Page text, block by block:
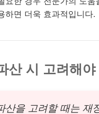
하면 더욱 효과적입니다.
산 시 고려해야
산을 고려할 때는 재